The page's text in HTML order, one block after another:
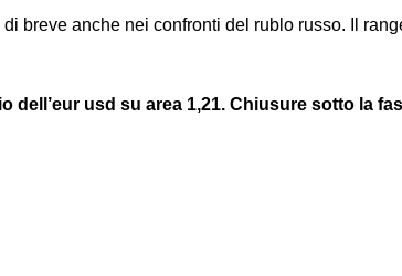
breve anche nei confronti del rublo russo. Il
usd su area 1,21. Chiusure sotto la